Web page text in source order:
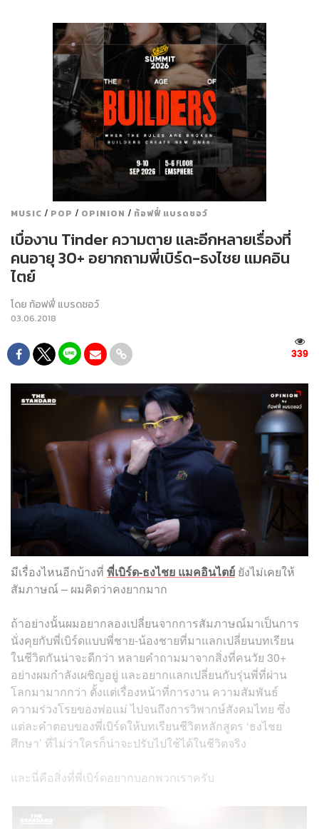
MUSIC / POP / OPINION / ท้อฟฟี่ แบรดชอว์
เบื่องาน Tinder ความตาย และอีกหลายเรื่องที่
คนอายุ 30+ อยากถามพี่เบิร์ด-ธงไชย แมคอิน
ไตย์
โดย ท้อฟฟี่ แบรดชอว์
03.06.2018
339
มีเรื่องไหนอีกบ้างที่ พี่เบิร์ด-ธงไชย แมคอินไตย์ ยังไม่เคยให้
สัมภาษณ์ – ผมคิดว่าคงยากมาก
ถ้าอย่างนั้นผมอยากลองเปลี่ยนจากการสัมภาษณ์มาเป็นการ
นั่งคุยกับพี่เบิร์ดแบบพี่ชาย-น้องชายที่มาแลกเปลี่ยนบทเรียน
ในชีวิตกันน่าจะดีกว่า หลายคำถามมาจากสิ่งที่คนวัย 30+
อย่างผมกำลังเผชิญอยู่ และอยากแลกเปลี่ยนกับรุ่นพี่ที่ผ่าน
โลกมามากกว่า ตั้งแต่เรื่องหน้าที่การงาน ความสัมพันธ์
ความร่วงโรยของพ่อแม่ ไปจนถึงการวิพากษ์สังคมไทย ซึ่ง
แต่ละคำตอบของพี่เบิร์ดให้บทเรียนชีวิตหลักสูตร ‘ธงไชย
ศึกษา’ ที่ไม่ว่าใครก็น่าจะปรับไปใช้ได้ในชีวิตจริง
และนี่คือสิ่งที่พี่เบิร์ดอยากบอกพวกเราครับ